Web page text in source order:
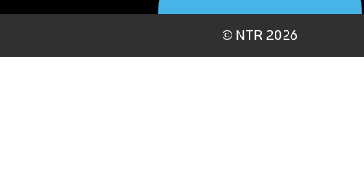
© NTR 2026